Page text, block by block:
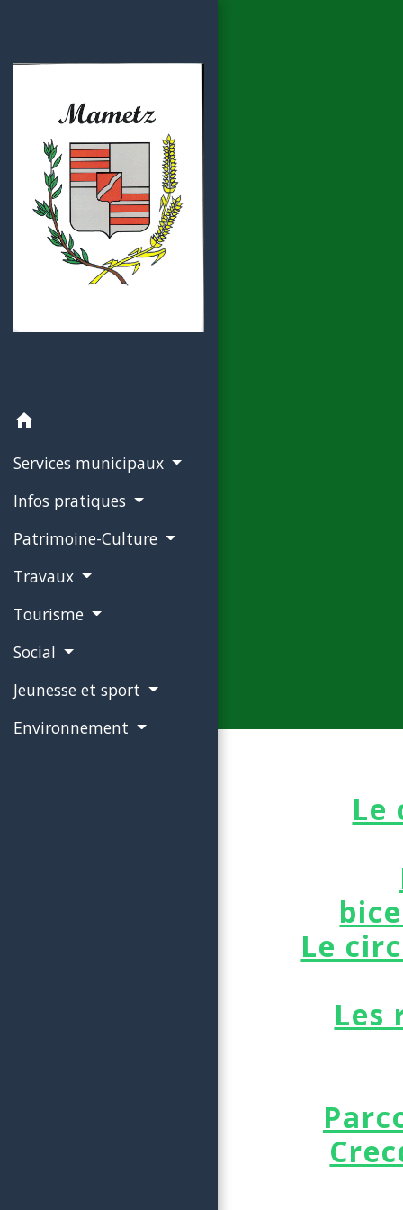
home
Services municipaux
Infos pratiques
Patrimoine-Culture
Travaux
Tourisme
Social
Jeunesse et sport
Environnement
Le
Le
Les